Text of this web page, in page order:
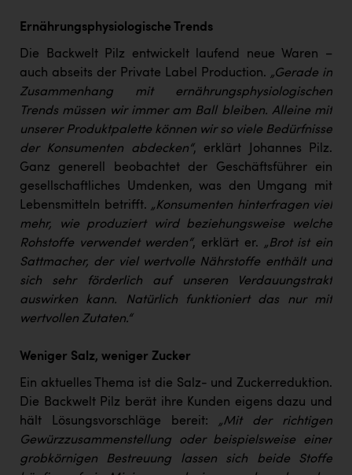
ZULuft - Zukunft Luft Austria
Österreichisches Hebammengremium
Wirtschaftskammer OÖ Energiehandel
Dopgas
kunden basics
kontakt
Ernährungsphysiologische Trends
Die Backwelt Pilz entwickelt laufend neue Waren –
auch abseits der Private Label Production. „Gerade in
Zusammenhang mit ernährungsphysiologischen
Trends müssen wir immer am Ball bleiben. Alleine mit
unserer Produktpalette können wir so viele Bedürfnisse
der Konsumenten abdecken“, erklärt Johannes Pilz.
Ganz generell beobachtet der Geschäftsführer ein
gesellschaftliches Umdenken, was den Umgang mit
Lebensmitteln betrifft. „Konsumenten hinterfragen viel
mehr, wie produziert wird beziehungsweise welche
Rohstoffe verwendet werden“, erklärt er. „Brot ist ein
Sattmacher, der viel wertvolle Nährstoffe enthält und
sich sehr förderlich auf unseren Verdauungstrakt
auswirken kann. Natürlich funktioniert das nur mit
wertvollen Zutaten.“
Weniger Salz, weniger Zucker
Ein aktuelles Thema ist die Salz- und Zuckerreduktion.
Die Backwelt Pilz berät ihre Kunden eigens dazu und
hält Lösungsvorschläge bereit: „Mit der richtigen
Gewürzzusammenstellung oder beispielsweise einer
grobkörnigen Bestreuung lassen sich beide Stoffe